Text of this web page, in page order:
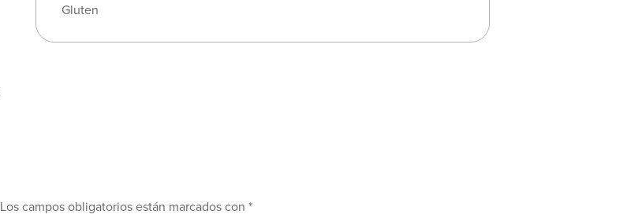
Gluten
Los campos obligatorios están marcados con*